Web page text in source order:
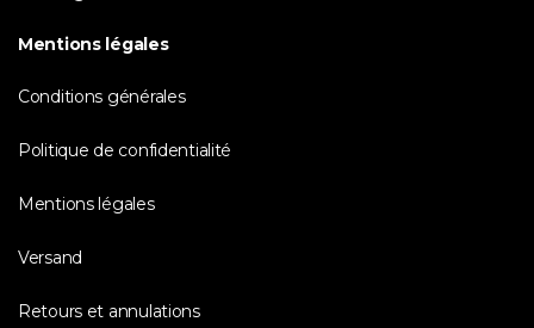
Mentions légales
Conditions générales
Politique de confidentialité
Mentions légales
Versand
Retours et annulations